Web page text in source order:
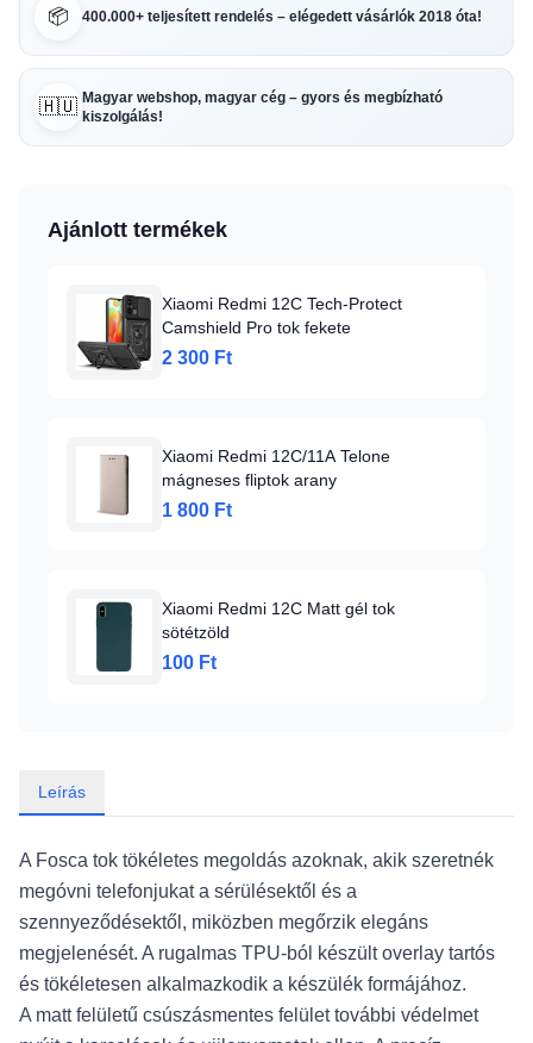
📦 400.000+ teljesített rendelés – elégedett vásárlók 2018 óta!
🇭🇺 Magyar webshop, magyar cég – gyors és megbízható
kiszolgálás!
Ajánlott termékek
Xiaomi Redmi 12C Tech-Protect
Camshield Pro tok fekete
2 300 Ft
Xiaomi Redmi 12C/11A Telone
mágneses fliptok arany
1 800 Ft
Xiaomi Redmi 12C Matt gél tok
sötétzöld
100 Ft
Leírás
A Fosca tok tökéletes megoldás azoknak, akik szeretnék
megóvni telefonjukat a sérülésektől és a
szennyeződésektől, miközben megőrzik elegáns
megjelenését. A rugalmas TPU-ból készült overlay tartós
és tökéletesen alkalmazkodik a készülék formájához.
A matt felületű csúszásmentes felület további védelmet